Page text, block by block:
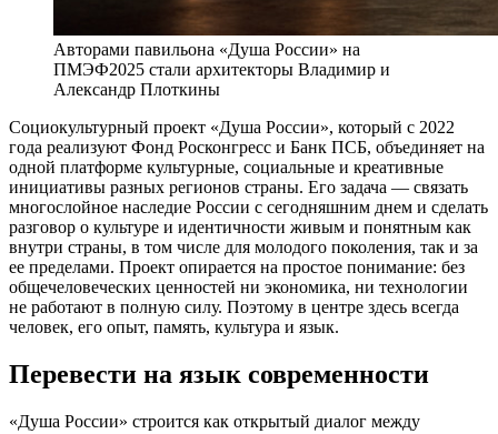
Авторами павильона «Душа России» на
ПМЭФ2025 стали архитекторы Владимир и
Александр Плоткины
Социокультурный проект «Душа России», который с 2022
года реализуют Фонд Росконгресс и Банк ПСБ, объединяет на
одной платформе культурные, социальные и креативные
инициативы разных регионов страны. Его задача — связать
многослойное наследие России с сегодняшним днем и сделать
разговор о культуре и идентичности живым и понятным как
внутри страны, в том числе для молодого поколения, так и за
ее пределами. Проект опирается на простое понимание: без
общечеловеческих ценностей ни экономика, ни технологии
не работают в полную силу. Поэтому в центре здесь всегда
человек, его опыт, память, культура и язык.
Перевести на язык современности
«Душа России» строится как открытый диалог между